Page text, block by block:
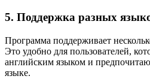
5. Поддержка разных
Программа поддерживает
Это удобно для пользователей,
английским языком и
языке.